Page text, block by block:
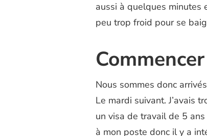
aussi à quelques minutes
peu trop froid pour se
Nous sommes donc
Le mardi suivant. J’avais
un visa de travail de 5
à mon poste donc il y a